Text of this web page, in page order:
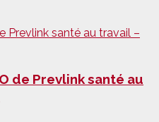
de Prevlink santé au